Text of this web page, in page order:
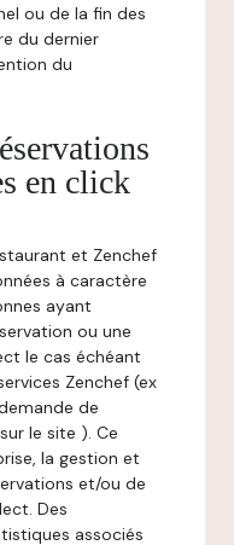
ou de la fin des
du dernier
du
en click
et Zenchef
à caractère
ayant
ou une
le cas échéant
Zenchef (ex
de
le site ). Ce
la gestion et
et/ou de
Des
associés